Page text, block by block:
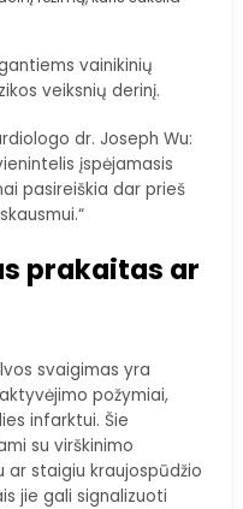
vainikinių
veiksnių derinį.
dr. Joseph Wu:
įspėjamasis
pasireiškia dar prieš
prakaitas ar
svaigimas yra
požymiai,
infarktui. Šie
su virškinimo
ar staigiu kraujospūdžio
jie gali signalizuoti